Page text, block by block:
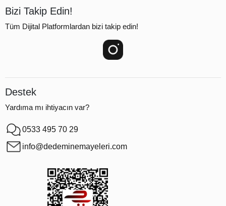
Bizi Takip Edin!
Tüm Dijital Platformlardan bizi takip edin!
Destek
Yardıma mı ihtiyacın var?
0533 495 70 29
info@dedeminemayeleri.com